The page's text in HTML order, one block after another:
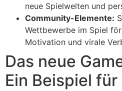
neue Spielwelten und
Community-Elemente:
Wettbewerbe im Spiel
Motivation und virale
Das neue
Ein Beispiel